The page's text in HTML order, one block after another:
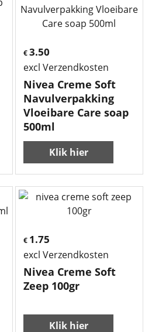
€3.50
excl Verzendkosten
Nivea Creme Soft
Navulverpakking
Vloeibare Care soap
500ml
Klik hier
€ 1.75
excl Verzendkosten
Nivea Creme Soft
Zeep 100gr
Klik hier